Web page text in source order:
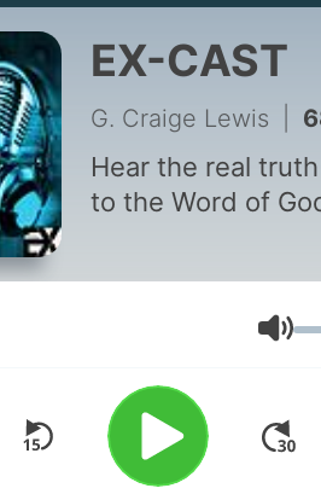
EX-CAST
G. Craige Lewis 68 - The
Hear the real
to the Word of